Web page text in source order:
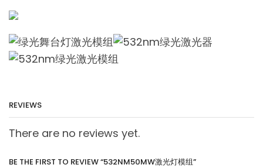
REVIEWS
There are no reviews yet.
BE THE FIRST TO REVIEW “532NM50MW激光灯模组”